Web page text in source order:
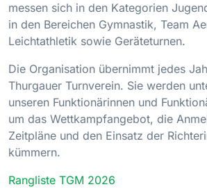
messen sich in den Kategorien
in den Bereichen Gymnastik, Team
Leichtathletik sowie Geräteturnen.
Die Organisation übernimmt jedes
Thurgauer Turnverein. Sie werden
unseren Funktionärinnen und
um das Wettkampfangebot, die
Zeitpläne und den Einsatz der
kümmern.
Rangliste TGM 2026